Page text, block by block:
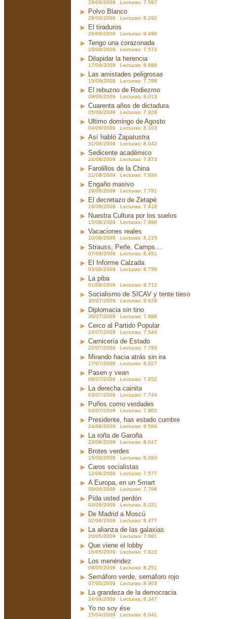
29/09/2009 Lecturas: 7.587
Polvo Blanco
28/09/2009 Lecturas: 8.292
El tiraduros
26/09/2009 Lecturas: 9.498
Tengo una corazonada
23/09/2009 Lecturas: 7.572
Dilapidar la herencia
17/09/2009 Lecturas: 8.888
Las amistades peligrosas
15/09/2009 Lecturas: 7.798
El rebuzno de Rodiezmo
09/09/2009 Lecturas: 8.013
Cuarenta años de dictadura
05/09/2009 Lecturas: 7.929
Ultimo domingo de Agosto
04/09/2009 Lecturas: 8.103
Así habló Zapatustra
31/08/2009 Lecturas: 8.042
Sedicente académico
24/08/2009 Lecturas: 7.873
Farolillos de la China
21/08/2009 Lecturas: 7.834
Engaño masivo
19/08/2009 Lecturas: 7.791
El decretazo de Zetapé
18/08/2009 Lecturas: 7.418
Nuestra Cultura por los suelos
15/08/2009 Lecturas: 7.880
Vacaciones reales
10/08/2009 Lecturas: 8.215
Strauss, Perle, Camps....
07/08/2009 Lecturas: 8.451
El Informe Calzada
03/08/2009 Lecturas: 8.758
La piba
01/08/2009 Lecturas: 8.712
Socialismo de SICAV y tente tieso
30/07/2009 Lecturas: 8.629
Diplomacia sin tino
30/07/2009 Lecturas: 7.888
Cerco al Partido Popular
24/07/2009 Lecturas: 7.544
Carnicería de Estado
22/07/2009 Lecturas: 7.793
Mirando hacia atrás sin ira
17/07/2009 Lecturas: 8.027
Pasen y vean
08/07/2009 Lecturas: 7.852
La derecha cainita
03/07/2009 Lecturas: 7.744
Puños como verdades
03/07/2009 Lecturas: 7.802
Presidente, has estado cumbre
24/06/2009 Lecturas: 8.584
La roña de Garoña
23/06/2009 Lecturas: 8.047
Brotes verdes
15/06/2009 Lecturas: 8.093
Caros socialistas
12/06/2009 Lecturas: 7.577
A Europa, en un Smart
09/06/2009 Lecturas: 7.796
Pida usted perdón
04/06/2009 Lecturas: 8.021
De Madrid a Moscú
02/06/2009 Lecturas: 8.477
La alianza de las galaxias
20/05/2009 Lecturas: 7.681
Que viene el lobby
16/05/2009 Lecturas: 7.822
Los menéndez
08/05/2009 Lecturas: 8.251
Semáforo verde, semáforo rojo
07/05/2009 Lecturas: 8.903
La grandeza de la democracia
24/04/2009 Lecturas: 8.347
Yo no soy ése
15/04/2009 Lecturas: 8.041